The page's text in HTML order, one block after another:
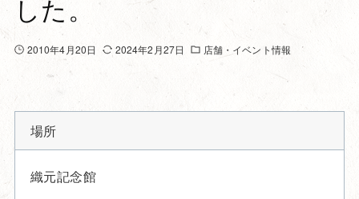
した。
2010年4月20日 2024年2月27日 店舗・イベント情報
場所
織元記念館